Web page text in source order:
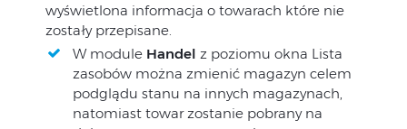
wyświetlona informacja o towarach które nie
zostały przepisane.
W module Handel z poziomu okna Lista
zasobów można zmienić magazyn celem
podglądu stanu na innych magazynach,
natomiast towar zostanie pobrany na